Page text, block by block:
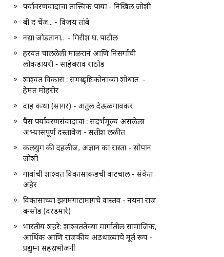
पर्यावरणवादाचा तात्त्विक पाया - निखिल जोशी
बी द चेंज... - विजय तांबे
नद्या जोडताना.. - गिरीश घ. पाटील
हरवत चाललेली माळरानं आणि निसर्गाची
लोकडायरी - साहेबराव राठोड
शाश्वत विकास : समग्र दृष्टिकोनाच्या शोधात -
हेमंत मोहरीर
दाह कथा (सागर) - अतुल देऊळगावकर
पैस पर्यावरणसंवादाचा : संदर्भमूल्य असलेला
अभ्यासपूर्ण दस्तावेज - सतीश लळीत
कलयुग की दहलीज, अज्ञान का रास्ता - सोपान
जोशी
गावांची शाश्वत विकासाकडची वाटचाल - संकेत
अहेर
विकासाच्या झगमगाटामागचे वास्तव - नयना राज
बन्सोड (दरडमारे)
भारतीय शहरे: शाश्वततेच्या मार्गातील सामाजिक,
आर्थिक आणि राजकीय अडथळ्यांचे मूर्त रूप -
प्रद्युम्न सहस्रभोजनी